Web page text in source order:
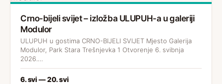
Crno-bijeli svijet – izložba ULUPUH-a u galeriji
Modulor
ULUPUH u gostima CRNO-BIJELI SVIJET Mjesto Galerija
Modulor, Park Stara Trešnjevka 1 Otvorenje 6. svibnja
2026.…
6. svi — 20. svi